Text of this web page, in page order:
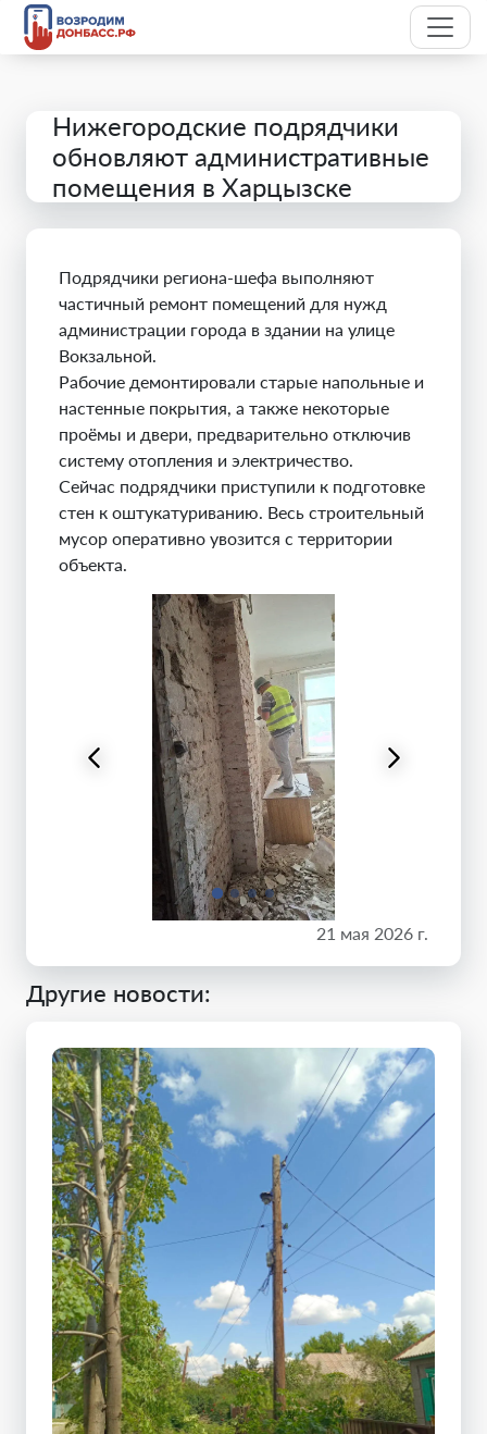
Нижегородские подрядчики
обновляют административные
помещения в Харцызске
Подрядчики региона-шефа выполняют
частичный ремонт помещений для нужд
администрации города в здании на улице
Вокзальной.
Рабочие демонтировали старые напольные и
настенные покрытия, а также некоторые
проёмы и двери, предварительно отключив
систему отопления и электричество.
Сейчас подрядчики приступили к подготовке
стен к оштукатуриванию. Весь строительный
мусор оперативно увозится с территории
объекта.
21 мая 2026 г.
Другие новости: